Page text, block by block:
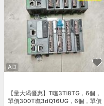
AD
【量大渴優惠】T嘸3TI8TG，6個，
單價300T嘸3dQ16UG，6個，單價